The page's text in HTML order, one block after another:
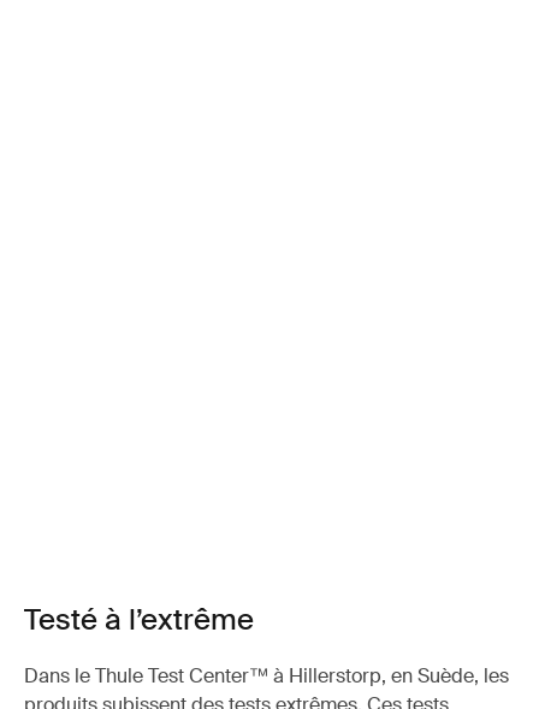
Testé à l’extrême
Dans le Thule Test Center™ à Hillerstorp, en Suède, les